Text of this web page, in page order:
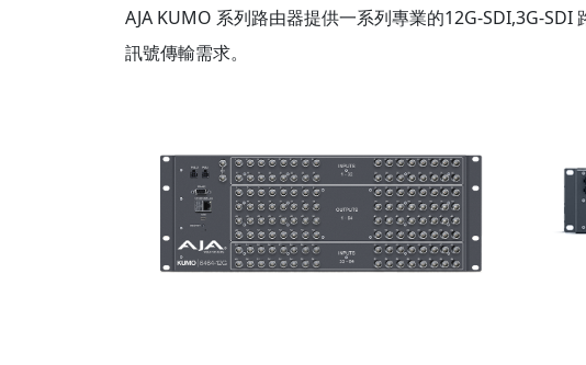
AJA KUMO 系列路由器提供一系列專業的12G-SDI,3G-
訊號傳輸需求。